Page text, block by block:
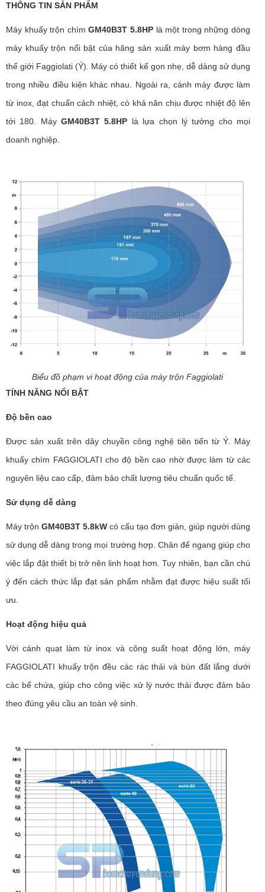
THÔNG TIN SẢN PHẨM
Máy khuấy trộn chìmGM40B3T 5.8HP là một trong những dòng
máy khuấy trộn nổi bật của hãng sản xuất máy bơm hàng đầu
thế giới Faggiolati (Ý). Máy có thiết kế gọn nhẹ, dễ dàng sử dụng
trong nhiều điều kiện khác nhau. Ngoài ra, cánh máy được làm
từ inox, đạt chuẩn cách nhiệt, có khả năn chịu được nhiệt độ lên
tới 180. MáyGM40B3T 5.8HP là lựa chọn lý tưởng cho mọi
doanh nghiệp.
Biểu đồ phạm vi hoạt động của máy trộn Faggiolati
TÍNH NĂNG NỔI BẬT
Độ bền cao
Được sản xuất trên dây chuyền công nghệ tiên tiến từ Ý. Máy
khuấy chìm FAGGIOLATI cho độ bền cao nhờ được làm từ các
nguyên liệu cao cấp, đảm bảo chất lượng tiêu chuẩn quốc tế.
Sử dụng dễ dàng
Máy trộn GM40B3T 5.8kW có cấu tạo đơn giản, giúp người dùng
sử dụng dễ dàng trong mọi trường hợp. Chân đế ngang giúp cho
việc lắp đặt thiết bị trở nên linh hoạt hơn. Tuy nhiên, bạn cần chú
ý đến cách thức lắp đạt sản phẩm nhằm đạt được hiệu suất tối
ưu.
Hoạt động hiệu quả
Với cánh quạt làm từ inox và công suất hoạt động lớn, máy
FAGGIOLATI khuấy trộn đều các rác thải và bùn đất lắng dưới
các bể chứa, giúp cho công việc xử lý nước thải được đảm bảo
theo đúng yêu cầu an toàn vệ sinh.